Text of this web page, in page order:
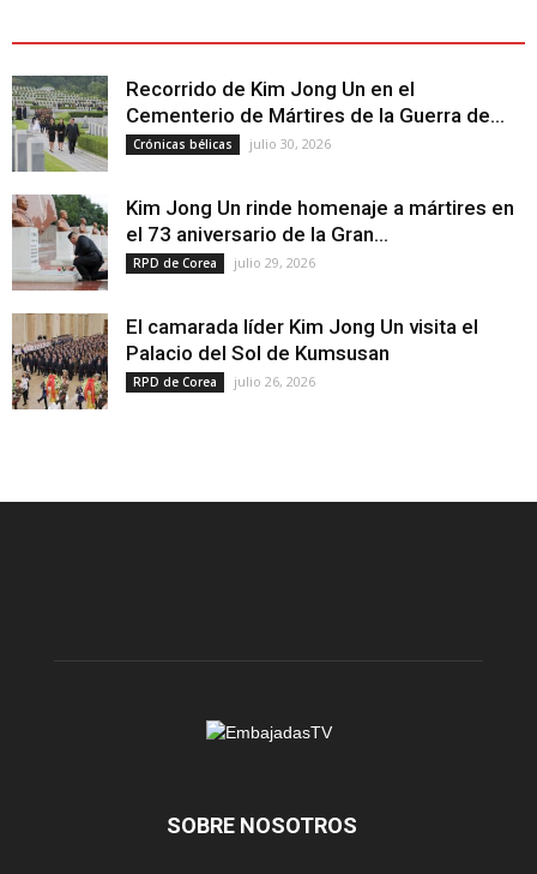
Recorrido de Kim Jong Un en el
Cementerio de Mártires de la Guerra de...
Crónicas bélicas julio 30, 2026
Kim Jong Un rinde homenaje a mártires en
el 73 aniversario de la Gran...
RPD de Corea julio 29, 2026
El camarada líder Kim Jong Un visita el
Palacio del Sol de Kumsusan
RPD de Corea julio 26, 2026
SOBRE NOSOTROS